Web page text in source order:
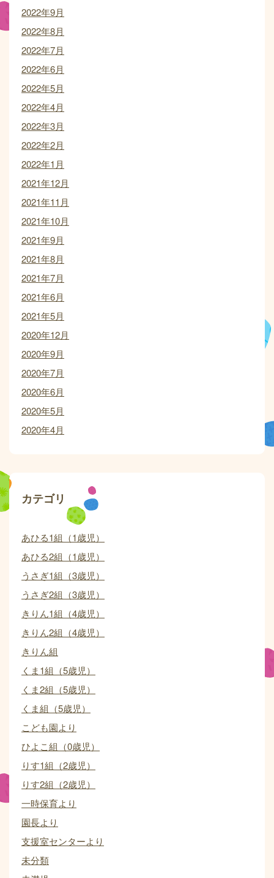
2022年9月
2022年8月
2022年7月
2022年6月
2022年5月
2022年4月
2022年3月
2022年2月
2022年1月
2021年12月
2021年11月
2021年10月
2021年9月
2021年8月
2021年7月
2021年6月
2021年5月
2020年12月
2020年9月
2020年7月
2020年6月
2020年5月
2020年4月
カテゴリ
あひる1組（1歳児）
あひる2組（1歳児）
うさぎ1組（3歳児）
うさぎ2組（3歳児）
きりん1組（4歳児）
きりん2組（4歳児）
きりん組
くま1組（5歳児）
くま2組（5歳児）
くま組（5歳児）
こども園より
ひよこ組（0歳児）
りす1組（2歳児）
りす2組（2歳児）
一時保育より
園長より
支援室センターより
未分類